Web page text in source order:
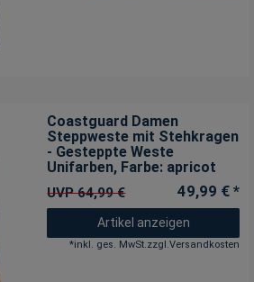
Coastguard Damen
Steppweste mit Stehkragen
- Gesteppte Weste
Unifarben, Farbe: apricot
UVP 64,99 € 49,99 € *
Artikel anzeigen
*inkl. ges. MwSt.zzgl.Versandkosten